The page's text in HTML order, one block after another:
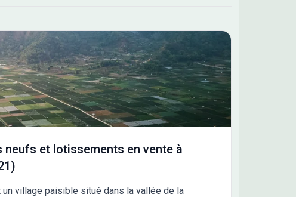
neufs et lotissements en vente à
village paisible situé dans la vallée de la